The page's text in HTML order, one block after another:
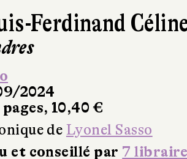
Ferdinand
2024
10,40 €
de Lyonel Sasso
et conseillé par 7